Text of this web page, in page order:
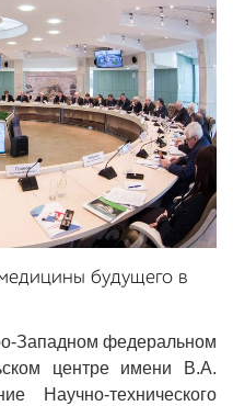
будущего в
Западном федеральном
центре имени В.А.
Научно-технического